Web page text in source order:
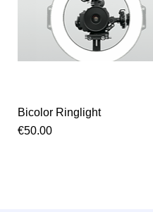
Snel overzicht
Bicolor Ringlight
Prijs
€50.00